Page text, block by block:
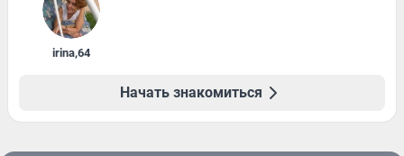
irina,64
Начать знакомиться